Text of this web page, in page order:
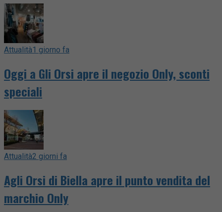
Attualità1 giorno fa
Oggi a Gli Orsi apre il negozio Only, sconti
speciali
Attualità2 giorni fa
Agli Orsi di Biella apre il punto vendita del
marchio Only